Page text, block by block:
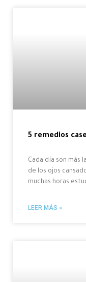
5 remedios
Cada día son más
de los ojos
muchas horas
LEER MÁS »